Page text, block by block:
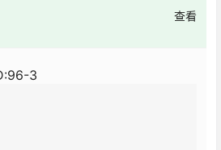
查看
3